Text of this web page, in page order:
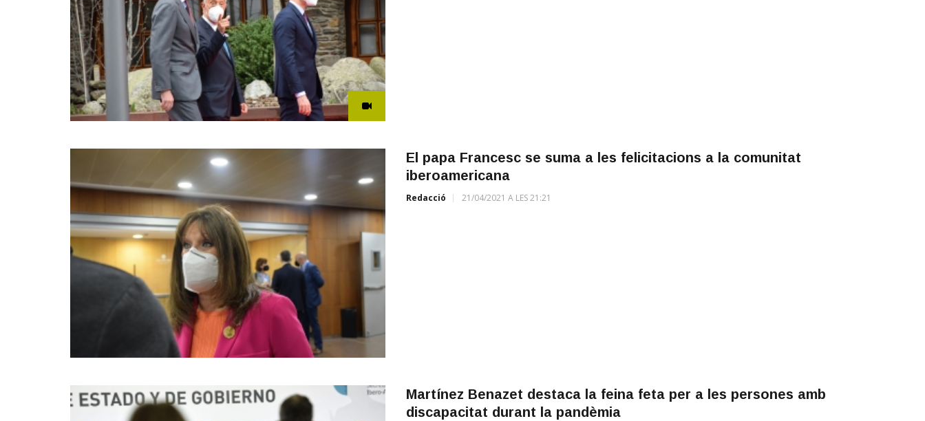
El papa Francesc se suma a les felicitacions a la comunitat
iberoamericana
Redacció 21/04/2021 A LES 21:21
Martínez Benazet destaca la feina feta per a les persones amb
discapacitat durant la pandèmia